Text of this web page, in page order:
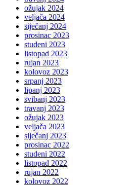
ožujak 2024
veljača 2024
siječanj 2024
prosinac 2023
studeni 2023
listopad 2023
rujan 2023
kolovoz 2023
srpanj 2023
lipanj 2023
svibanj 2023
travanj 2023
ožujak 2023
veljača 2023
siječanj 2023
prosinac 2022
studeni 2022
listopad 2022
rujan 2022
kolovoz 2022